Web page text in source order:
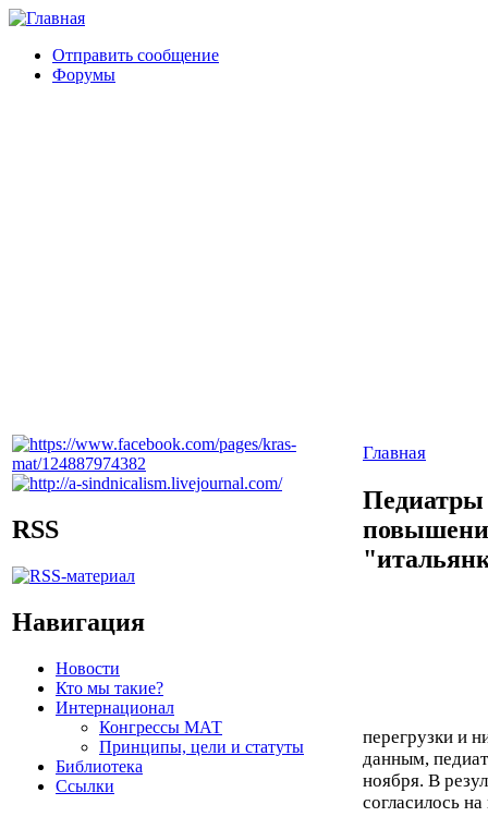
Отправить сообщение
Форумы
RSS
Навигация
Новости
Кто мы такие?
Интернационал
Конгрессы МАТ
Принципы, цели и статуты
Библиотека
Ссылки
Главная
Педиатры
перегрузки и
данным,
ноября. В
согласилось